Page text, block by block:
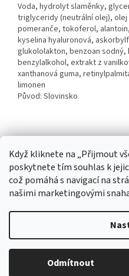
Když kliknete na „Přijmout
poskytnete tím souhlas k
což pomáhá s navigací na
našimi marketingovými
Odmítnout
Voda, hydrolyt slaměnky,
triglyceridy (neutrální olej),
pomeranče, tokoferol,
kyselina hyaluronová,
glukololakton, benzoan
benzylalkohol, extrakt z
xanthanová guma,
limonen
Původ: Slovinsko
Z
Copyright 2026CBD DROPS.